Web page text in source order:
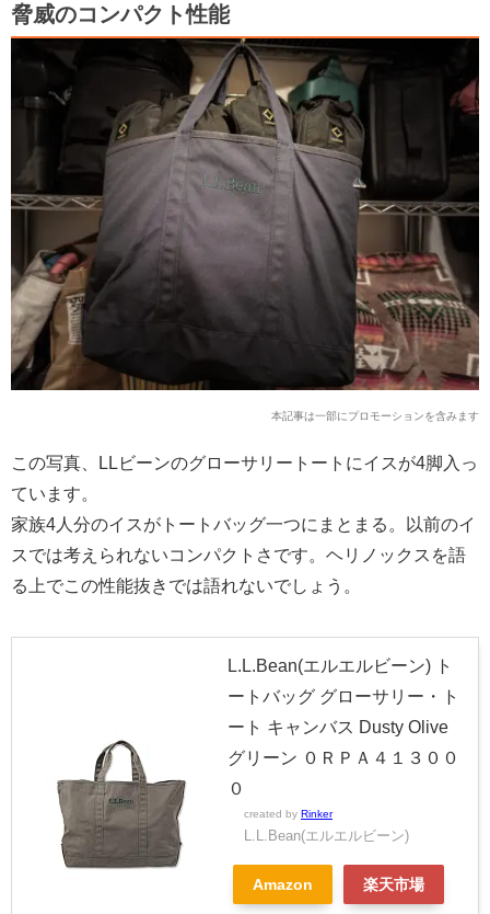
脅威のコンパクト性能
本記事は一部にプロモーションを含みます
この写真、LLビーンのグローサリートートにイスが4脚入っ
ています。
家族4人分のイスがトートバッグ一つにまとまる。以前のイ
スでは考えられないコンパクトさです。ヘリノックスを語
る上でこの性能抜きでは語れないでしょう。
L.L.Bean(エルエルビーン) ト
ートバッグ グローサリー・ト
ート キャンバス Dusty Olive
グリーン ０ＲＰＡ４１３００
０
created by Rinker
L.L.Bean(エルエルビーン)
Amazon 楽天市場